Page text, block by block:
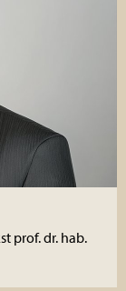
prof. dr. hab.